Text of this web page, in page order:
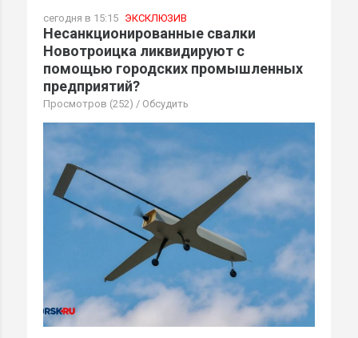
сегодня в 15:15 ЭКСКЛЮЗИВ
Несанкционированные свалки
Новотроицка ликвидируют с
помощью городских промышленных
предприятий?
Просмотров (252) / Обсудить